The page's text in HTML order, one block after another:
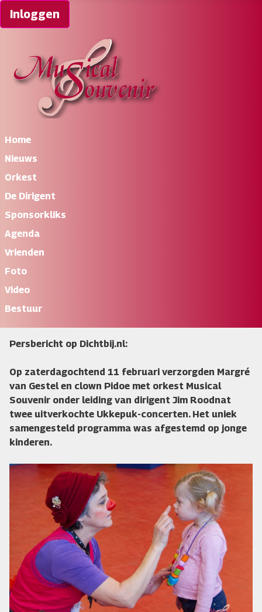
Inloggen
Home
Nieuws
Orkest
De Dirigent
Sponsorkliks
Agenda
Vrienden
Foto
Video
Bestuur
Persbericht op Dichtbij.nl:
Op zaterdagochtend 11 februari verzorgden Margré
van Gestel en clown Pidoe met orkest Musical
Souvenir onder leiding van dirigent Jim Roodnat
twee uitverkochte Ukkepuk-concerten. Het uniek
samengesteld programma was afgestemd op jonge
kinderen.